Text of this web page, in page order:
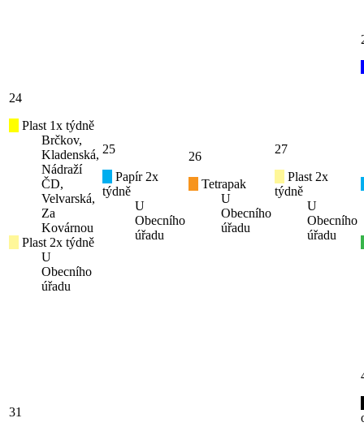
24
Plast 1x týdně
Brčkov,
Kladenská,
Nádraží
ČD,
Velvarská,
Za
Kovárnou
Plast 2x týdně
U
Obecního
úřadu
25
Papír 2x
týdně
U
Obecního
úřadu
26
Tetrapak
U
Obecního
úřadu
27
Plast 2x
týdně
U
Obecního
úřadu
31